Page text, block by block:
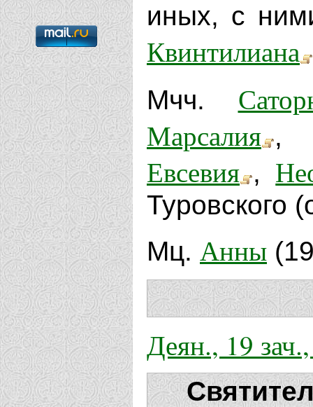
иных, с
Квинтилиана
Мчч.
Марсалия
Евсевия ,
Туровского
Мц. Анны
Деян., 19